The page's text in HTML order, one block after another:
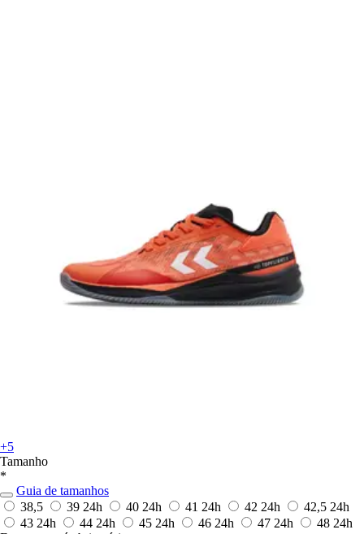
+5
Tamanho
*
Guia de tamanhos
38,5
39 24h 40 24h 41 24h 42 24h 42,5 24h
43 24h 44 24h 45 24h 46 24h 47 24h 48 24h